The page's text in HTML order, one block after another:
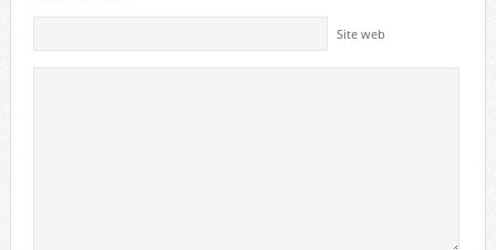
Site web